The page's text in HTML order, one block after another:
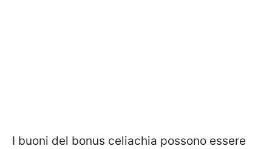
I buoni del bonus celiachia possono essere